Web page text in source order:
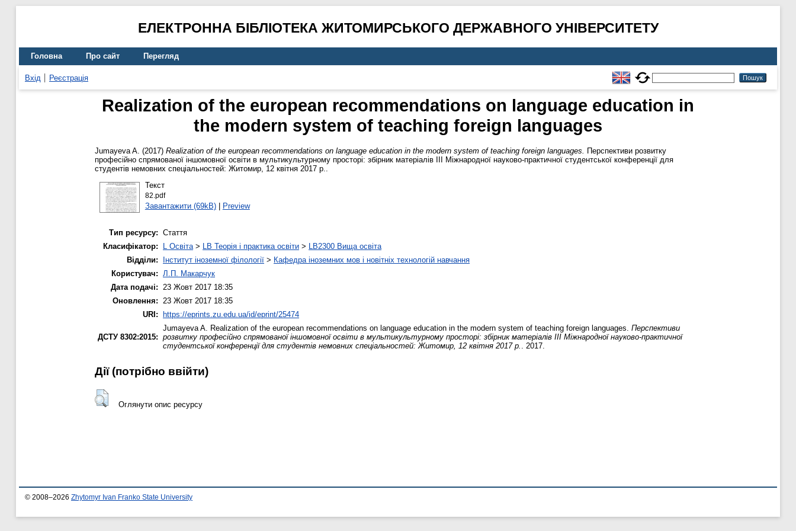
ЕЛЕКТРОННА БІБЛІОТЕКА ЖИТОМИРСЬКОГО ДЕРЖАВНОГО УНІВЕРСИТЕТУ
Головна Про сайт Перегляд
Вхід Реєстрація
Realization of the european recommendations on language education in
the modern system of teaching foreign languages
Jumayeva A. (2017) Realization of the european recommendations on language education in the modern system of teaching foreign languages. Перспективи розвитку
професійно спрямованої іншомовної освіти в мультикультурному просторі: збірник матеріалів ІІІ Міжнародної науково-практичної студентської конференції для
студентів немовних спеціальностей: Житомир, 12 квітня 2017 р..
Текст
82.pdf
Завантажити (69kB)| Preview
Тип ресурсу: Стаття
Класифікатор:
L Освіта> LB Теорія і практика освіти > LB2300 Вища освіта
Відділи:
Інститут іноземної філології > Кафедра іноземних мов і новітніх технологій навчання
Користувач: Л.П. Макарчук
Дата подачі: 23 Жовт 2017 18:35
Оновлення: 23 Жовт 2017 18:35
URI:
https://eprints.zu.edu.ua/id/eprint/25474
ДСТУ 8302:2015:
Jumayeva A. Realization of the european recommendations on language education in the modern system of teaching foreign languages. Перспективи
розвитку професійно спрямованої іншомовної освіти в мультикультурному просторі: збірник матеріалів ІІІ Міжнародної науково-практичної
студентської конференції для студентів немовних спеціальностей: Житомир, 12 квітня 2017 р. . 2017.
Дії ​​(потрібно ввійти)
Оглянути опис ресурсу
© 2008–2026 Zhytomyr Ivan Franko State University